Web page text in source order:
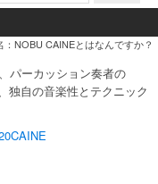
：NOBU CAINEとはなんですか？
パーカッション奏者の
独自の音楽性とテクニック